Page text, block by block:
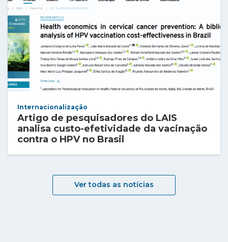
Internacionalização
Artigo de pesquisadores do LAIS
analisa custo-efetividade da vacinação
contra o HPV no Brasil
Ver todas as notícias